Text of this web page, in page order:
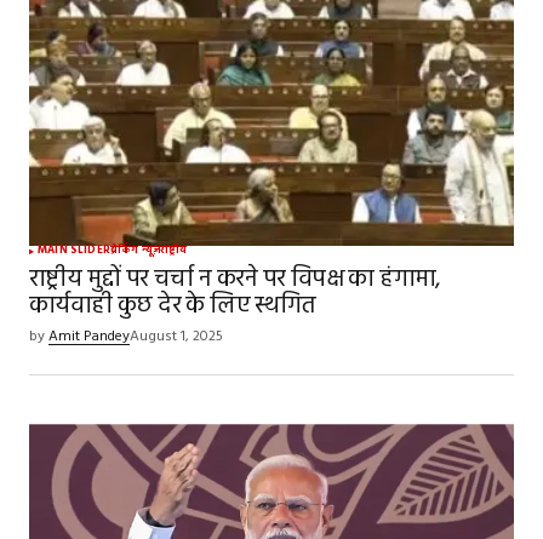
MAIN SLIDERब्रेकिंग न्यूज़राष्ट्रीय
राष्ट्रीय मुद्दों पर चर्चा न करने पर विपक्ष का हंगामा,
कार्यवाही कुछ देर के लिए स्थगित
byAmit PandeyAugust 1, 2025